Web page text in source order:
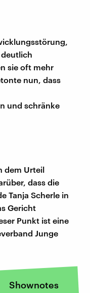
sie oft mehr
nun, dass
und schränke
dem Urteil
dass die
Tanja Scherle in
Gericht
Punkt ist eine
Junge
Shownotes